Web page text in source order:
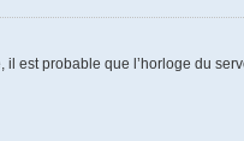
est probable que l’horloge du